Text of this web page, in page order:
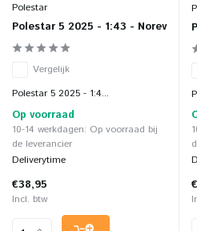
Polestar
Polestar 5 2025 - 1:43 - Norev
Vergelijk
Polestar 5 2025 - 1:4...
Op voorraad
10-14 werkdagen: Op voorraad bij
de leverancier
Deliverytime
€38,95
Incl. btw